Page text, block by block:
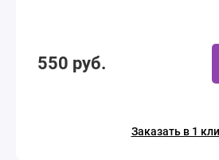
550 руб.
Заказать в 1